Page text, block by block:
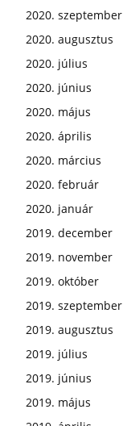
2020. szeptember
2020. augusztus
2020. július
2020. június
2020. május
2020. április
2020. március
2020. február
2020. január
2019. december
2019. november
2019. október
2019. szeptember
2019. augusztus
2019. július
2019. június
2019. május